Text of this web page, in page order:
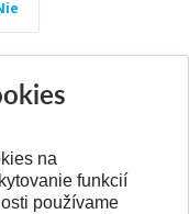
na
funkcií
používame